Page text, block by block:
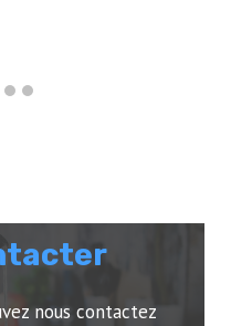
nous contactez